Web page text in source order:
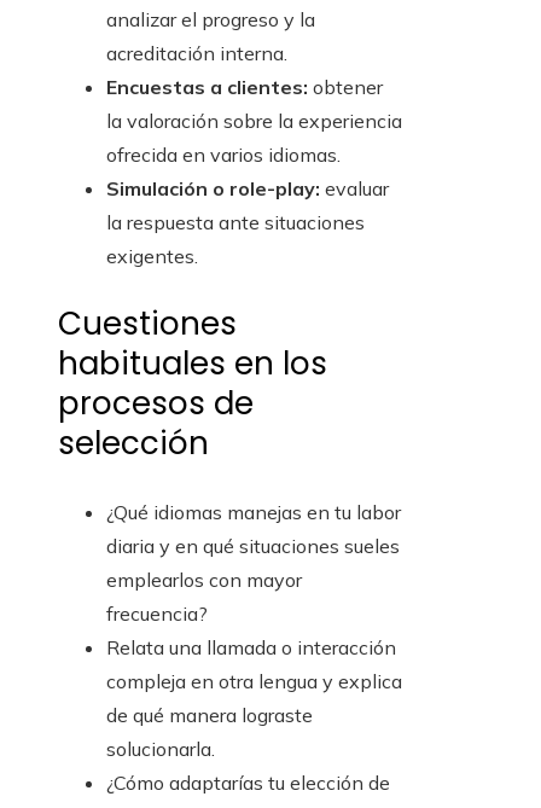
analizar el progreso y la
acreditación interna.
Encuestas a clientes: obtener
la valoración sobre la experiencia
ofrecida en varios idiomas.
Simulación o role-play: evaluar
la respuesta ante situaciones
exigentes.
Cuestiones
habituales en los
procesos de
selección
¿Qué idiomas manejas en tu labor
diaria y en qué situaciones sueles
emplearlos con mayor
frecuencia?
Relata una llamada o interacción
compleja en otra lengua y explica
de qué manera lograste
solucionarla.
¿Cómo adaptarías tu elección de